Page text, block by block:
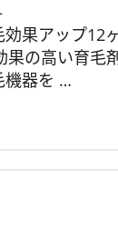
効果アップ12
果の高い育毛
機器を …